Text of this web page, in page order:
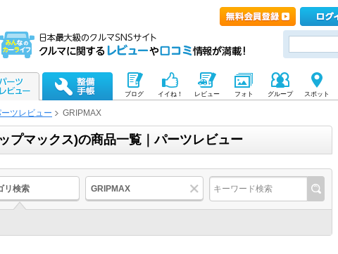
ブログ イイね！ レビュー フォト グループ スポット
ツレビュー GRIPMAX
プマックス)の商品一覧｜パーツレビュー
リ検索 GRIPMAX